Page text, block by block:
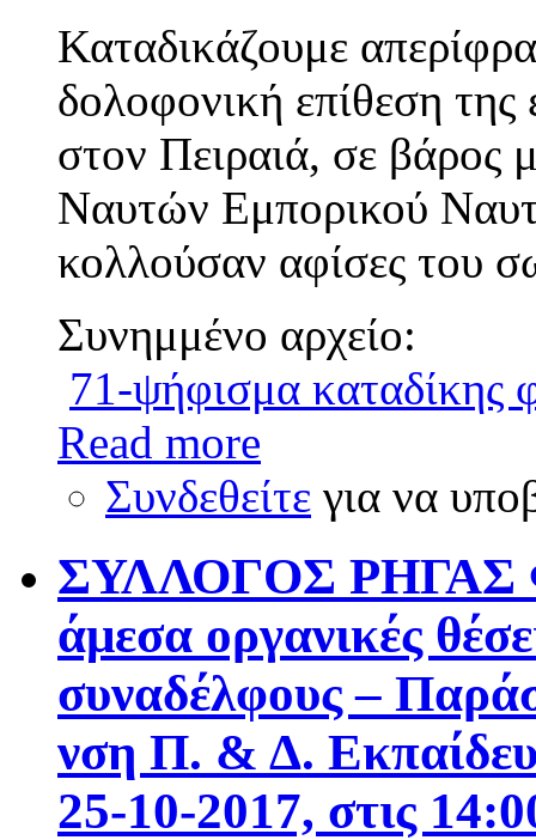
Καταδικάζουμε
δολοφονική επίθεση
στον Πειραιά, σε βάρος
Ναυτών Εμπορικού
κολλούσαν αφίσες του
Συνημμένο αρχείο:
71-ψήφισμα καταδίκης
Read more
Συνδεθείτε για να
ΣΥΛΛΟΓΟΣ ΡΗΓΑΣ
άμεσα οργανικές
συναδέλφους –
νση Π. & Δ.
25-10-2017, στις